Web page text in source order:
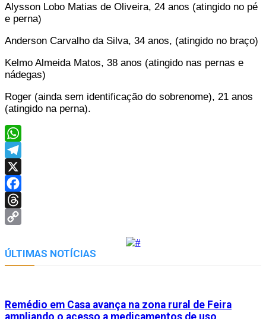
Alysson Lobo Matias de Oliveira, 24 anos (atingido no pé
e perna)
Anderson Carvalho da Silva, 34 anos, (atingido no braço)
Kelmo Almeida Matos, 38 anos (atingido nas pernas e
nádegas)
Roger (ainda sem identificação do sobrenome), 21 anos
(atingido na perna).
WhatsApp
Telegram
X
Facebook
Threads
Link
ÚLTIMAS NOTÍCIAS
Remédio em Casa avança na zona rural de Feira
ampliando o acesso a medicamentos de uso